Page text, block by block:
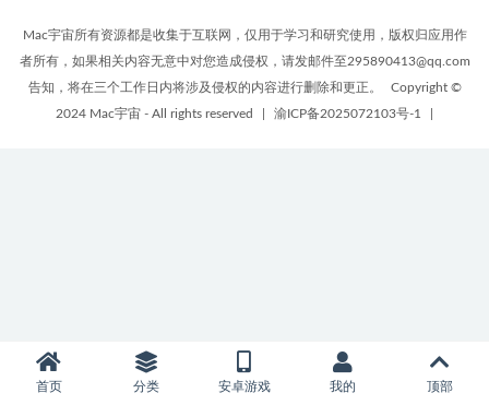
Mac宇宙所有资源都是收集于互联网，仅用于学习和研究使用，版权归应用作
者所有，如果相关内容无意中对您造成侵权，请发邮件至295890413@qq.com
告知，将在三个工作日内将涉及侵权的内容进行删除和更正。
Copyright ©
2024 Mac宇宙 - All rights reserved
渝ICP备2025072103号-1
首页 分类 安卓游戏 我的 顶部